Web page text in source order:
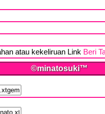
atau kekeliruan Link Beri
©minatosuki™